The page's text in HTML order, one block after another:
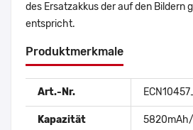
des Ersatzakkus der auf den Bildern
entspricht.
Produktmerkmale
Art.-Nr.
Kapazität